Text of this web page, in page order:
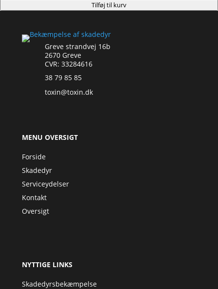
Tilføj til kurv
Greve strandvej 16b
2670 Greve
CVR: 33284616
38 79 85 85
toxin@toxin.dk
MENU OVERSIGT
Forside
Skadedyr
Serviceydelser
Kontakt
Oversigt
NYTTIGE LINKS
Skadedyrsbekæmpelse